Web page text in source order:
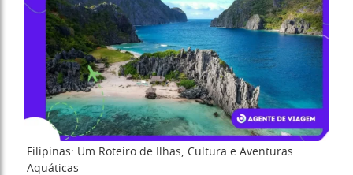
Filipinas: Um Roteiro de Ilhas, Cultura e Aventuras
Aquáticas